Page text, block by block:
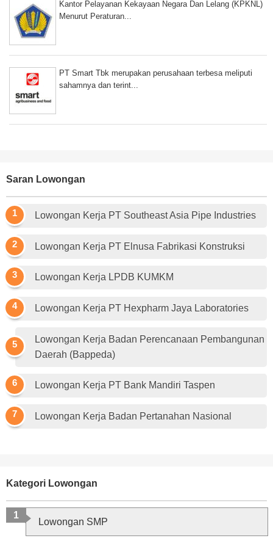
Kantor Pelayanan Kekayaan Negara Dan Lelang (KPKNL)
Menurut Peraturan...
PT Smart Tbk merupakan perusahaan terbesa meliputi
sahamnya dan terint...
Saran Lowongan
Lowongan Kerja PT Southeast Asia Pipe Industries
Lowongan Kerja PT Elnusa Fabrikasi Konstruksi
Lowongan Kerja LPDB KUMKM
Lowongan Kerja PT Hexpharm Jaya Laboratories
Lowongan Kerja Badan Perencanaan Pembangunan
Daerah (Bappeda)
Lowongan Kerja PT Bank Mandiri Taspen
Lowongan Kerja Badan Pertanahan Nasional
Kategori Lowongan
Lowongan SMP